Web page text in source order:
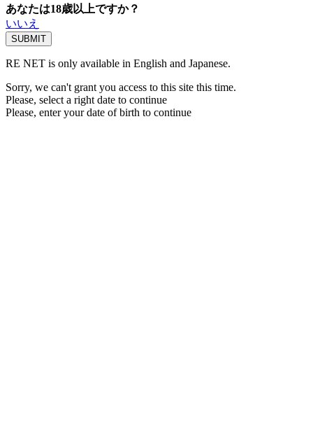
あなたは18歳以上ですか？
いいえ
RE NET is only available in English and Japanese.
Sorry, we can't grant you access to this site this time.
Please, select a right date to continue
Please, enter your date of birth to continue